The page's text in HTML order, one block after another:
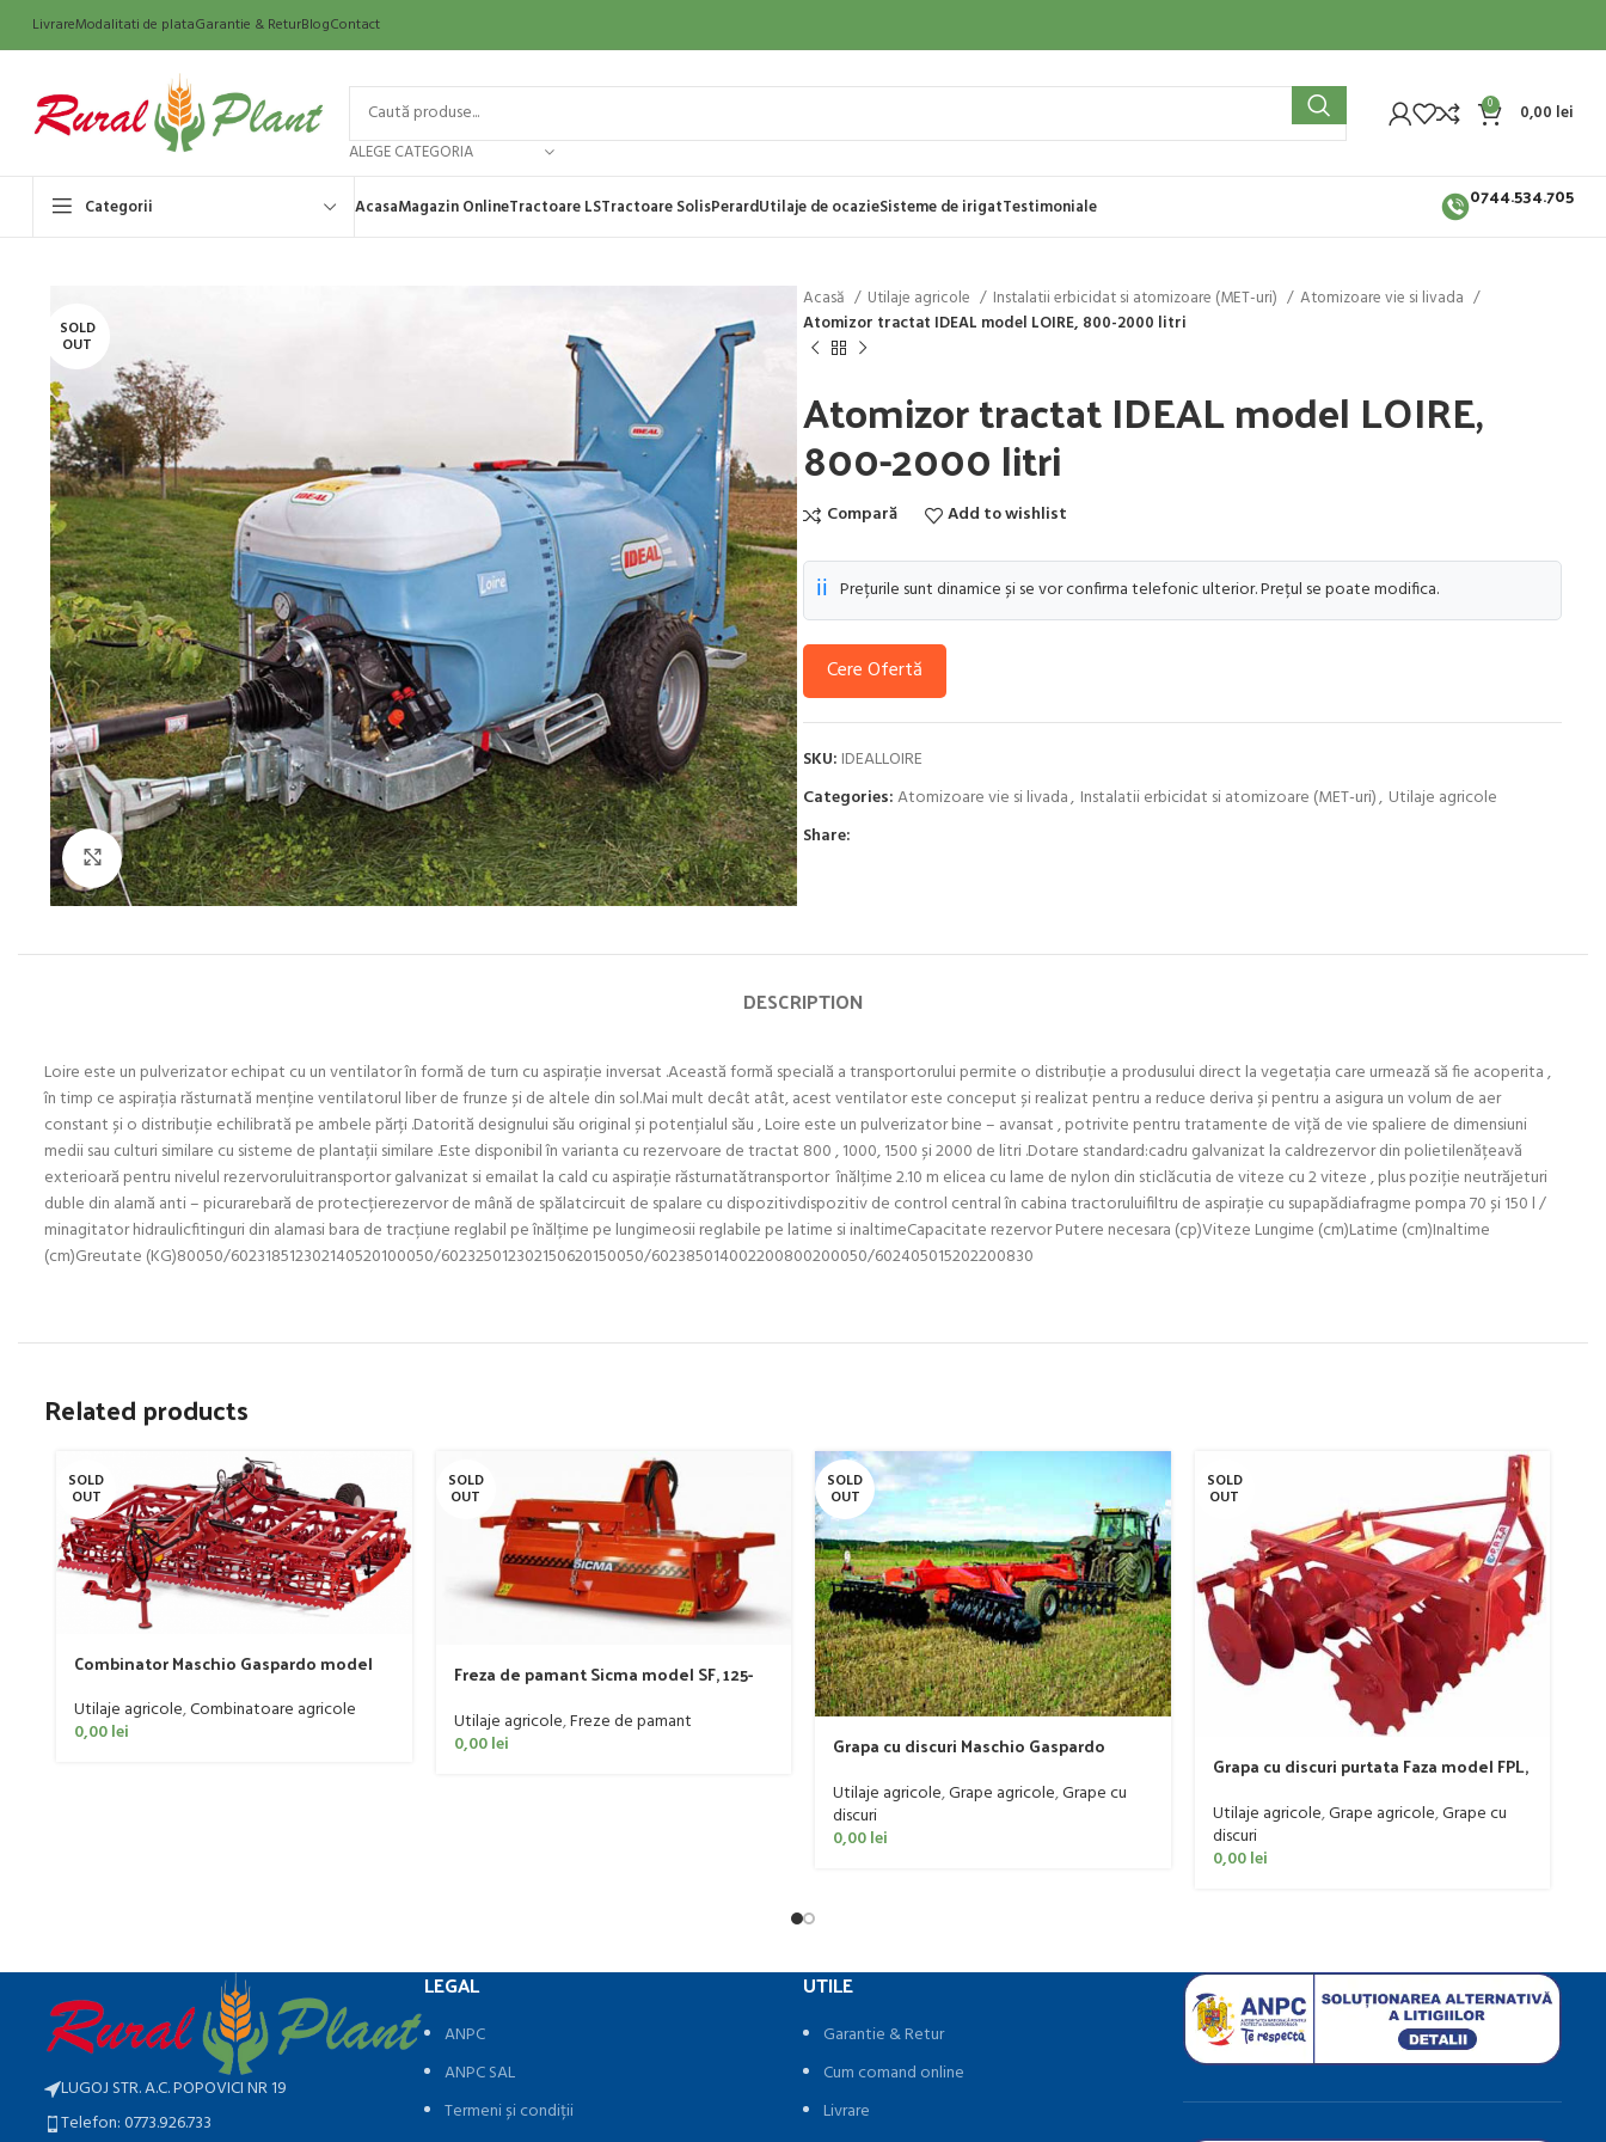
LivrareModalitati de plataGarantie & ReturBlogContact
ALEGE CATEGORIA
0 0,00 lei
Categorii AcasaMagazin OnlineTractoare LSTractoare SolisPerardUtilaje de ocazieSisteme de irigatTestimoniale 0744.534.705
SOLD
OUT
Click to enlarge
Acasă Utilaje agricole Instalatii erbicidat si atomizoare (MET-uri)
Atomizoare vie si livada
Atomizor tractat IDEAL model LOIRE, 800-2000 litri
Atomizor tractat IDEAL model LOIRE,
800-2000 litri
Compară Add to wishlist
ℹ️ Prețurile sunt dinamice și se vor confirma telefonic ulterior. Prețul se poate modifica.
Cere Ofertă
SKU: IDEALLOIRE
Categories:Atomizoare vie si livada, Instalatii erbicidat si atomizoare (MET-uri), Utilaje agricole
Share:
DESCRIPTION
Loire este un pulverizator echipat cu un ventilator în formă de turn cu aspirație inversat .Această formă specială a transportorului permite o distribuție a produsului direct la vegetația care urmează să fie acoperita ,
în timp ce aspirația răsturnată menține ventilatorul liber de frunze și de altele din sol.Mai mult decât atât, acest ventilator este conceput și realizat pentru a reduce deriva și pentru a asigura un volum de aer
constant și o distribuție echilibrată pe ambele părți .Datorită designului său original și potențialul său , Loire este un pulverizator bine – avansat , potrivite pentru tratamente de viță de vie spaliere de dimensiuni
medii sau culturi similare cu sisteme de plantații similare .Este disponibil în varianta cu rezervoare de tractat 800 , 1000, 1500 și 2000 de litri .Dotare standard:cadru galvanizat la caldrezervor din polietilenățeavă
exterioară pentru nivelul rezervoruluitransportor galvanizat si emailat la cald cu aspirație răsturnatătransportor înălțime 2.10 m elicea cu lame de nylon din sticlăcutia de viteze cu 2 viteze , plus poziție neutrăjeturi
duble din alamă anti – picurarebară de protecțierezervor de mână de spălatcircuit de spalare cu dispozitivdispozitiv de control central în cabina tractoruluifiltru de aspirație cu supapădiafragme pompa 70 și 150 l /
minagitator hidraulicfitinguri din alamasi bara de tracțiune reglabil pe înălțime pe lungimeosii reglabile pe latime si inaltimeCapacitate rezervor Putere necesara (cp)Viteze Lungime (cm)Latime (cm)Inaltime
(cm)Greutate (KG)80050/602318512302140520100050/602325012302150620150050/602385014002200800200050/602405015202200830
Related products
SOLD
OUT
Combinator Maschio Gaspardo model
Utilaje agricole,Combinatoare agricole
0,00lei
SOLD
OUT
Freza de pamant Sicma model SF, 125-
Utilaje agricole,Freze de pamant
0,00lei
SOLD
OUT
Grapa cu discuri Maschio Gaspardo
Utilaje agricole,Grape agricole,Grape cu
discuri
0,00lei
SOLD
OUT
Grapa cu discuri purtata Faza model FPL,
Utilaje agricole,Grape agricole,Grape cu
discuri
0,00lei
LUGOJ STR. A.C. POPOVICI NR 19
Telefon: 0773.926.733
LEGAL
ANPC
ANPC SAL
Termeni și condiții
UTILE
Garantie & Retur
Cum comand online
Livrare